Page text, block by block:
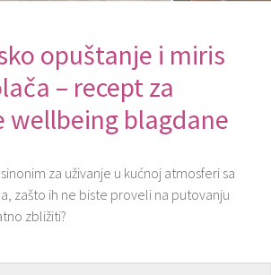
opuštanje i miris
– recept za
wellbeing blagdane
za uživanje u kućnoj atmosferi sa
zašto ih ne biste proveli na putovanju
zbližiti?